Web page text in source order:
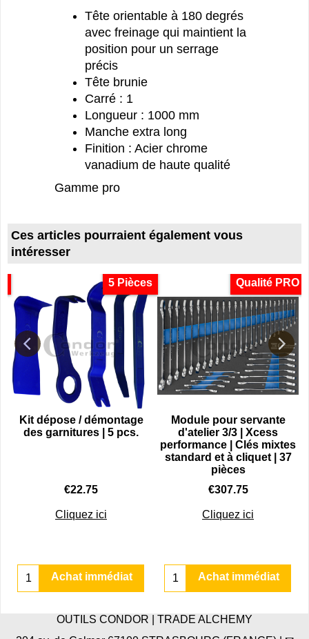
Tête orientable à 180 degrés
avec freinage qui maintient la
position pour un serrage
précis
Tête brunie
Carré : 1
Longueur : 1000 mm
Manche extra long
Finition : Acier chrome
vanadium de haute qualité
Gamme pro
Ces articles pourraient également vous
intéresser
5 Pièces
Kit dépose / démontage
des garnitures | 5 pcs.
€22.75
Cliquez ici
Achat immédiat
Qualité PRO
Module pour servante
d'atelier 3/3 | Xcess
performance | Clés mixtes
standard et à cliquet | 37
pièces
€307.75
Cliquez ici
Achat immédiat
OUTILS CONDOR | TRADE ALCHEMY